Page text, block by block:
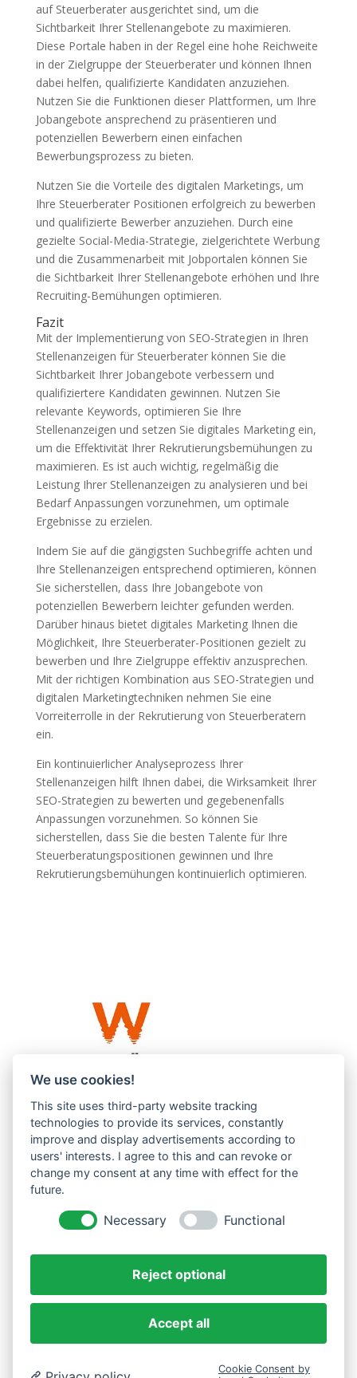
auf Steuerberater ausgerichtet sind, um die
Sichtbarkeit Ihrer Stellenangebote zu maximieren.
Diese Portale haben in der Regel eine hohe Reichweite
in der Zielgruppe der Steuerberater und können Ihnen
dabei helfen, qualifizierte Kandidaten anzuziehen.
Nutzen Sie die Funktionen dieser Plattformen, um Ihre
Jobangebote ansprechend zu präsentieren und
potenziellen Bewerbern einen einfachen
Bewerbungsprozess zu bieten.
Nutzen Sie die Vorteile des digitalen Marketings, um
Ihre Steuerberater Positionen erfolgreich zu bewerben
und qualifizierte Bewerber anzuziehen. Durch eine
gezielte Social-Media-Strategie, zielgerichtete Werbung
und die Zusammenarbeit mit Jobportalen können Sie
die Sichtbarkeit Ihrer Stellenangebote erhöhen und Ihre
Recruiting-Bemühungen optimieren.
Fazit
Mit der Implementierung von SEO-Strategien in Ihren
Stellenanzeigen für Steuerberater können Sie die
Sichtbarkeit Ihrer Jobangebote verbessern und
qualifiziertere Kandidaten gewinnen. Nutzen Sie
relevante Keywords, optimieren Sie Ihre
Stellenanzeigen und setzen Sie digitales Marketing ein,
um die Effektivität Ihrer Rekrutierungsbemühungen zu
maximieren. Es ist auch wichtig, regelmäßig die
Leistung Ihrer Stellenanzeigen zu analysieren und bei
Bedarf Anpassungen vorzunehmen, um optimale
Ergebnisse zu erzielen.
Indem Sie auf die gängigsten Suchbegriffe achten und
Ihre Stellenanzeigen entsprechend optimieren, können
Sie sicherstellen, dass Ihre Jobangebote von
potenziellen Bewerbern leichter gefunden werden.
Darüber hinaus bietet digitales Marketing Ihnen die
Möglichkeit, Ihre Steuerberater-Positionen gezielt zu
bewerben und Ihre Zielgruppe effektiv anzusprechen.
Mit der richtigen Kombination aus SEO-Strategien und
digitalen Marketingtechniken nehmen Sie eine
Vorreiterrolle in der Rekrutierung von Steuerberatern
ein.
Ein kontinuierlicher Analyseprozess Ihrer
Stellenanzeigen hilft Ihnen dabei, die Wirksamkeit Ihrer
SEO-Strategien zu bewerten und gegebenenfalls
Anpassungen vorzunehmen. So können Sie
sicherstellen, dass Sie die besten Talente für Ihre
Steuerberatungspositionen gewinnen und Ihre
Rekrutierungsbemühungen kontinuierlich optimieren.
Westküste UG (haftungsbeschränkt)
Menzlingen 14 B
51503 Rösrath
Datenschutzerklärung
We use cookies!
This site uses third-party website tracking
technologies to provide its services, constantly
improve and display advertisements according to
users' interests. I agree to this and can revoke or
change my consent at any time with effect for the
future.
Necessary Functional
Reject optional
Accept all
Cookie Consent by